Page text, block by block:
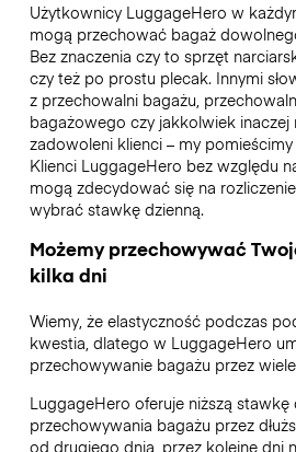
Użytkownicy LuggageHero w
mogą przechować bagaż
Bez znaczenia czy to sprzęt
czy też po prostu plecak. Innymi
z przechowalni bagażu,
bagażowego czy jakkolwiek inaczej
zadowoleni klienci – my
Klienci LuggageHero bez względu
mogą zdecydować się na
wybrać stawkę dzienną.
Możemy przechowywać
kilka dni
Wiemy, że elastyczność podczas
kwestia, dlatego w LuggageHero
przechowywanie bagażu przez
LuggageHero oferuje niższą
przechowywania bagażu przez
od drugiego dnia, przez kolejne dni